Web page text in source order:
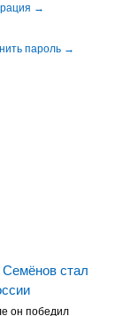
→
пароль →
стал
он победил